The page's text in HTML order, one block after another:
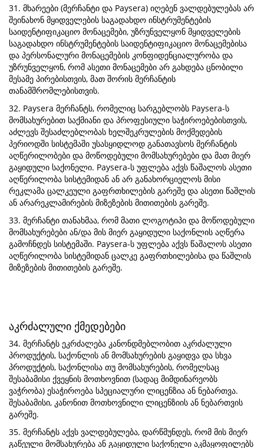
31. მხარეები (მერჩანტი და Paysera) იღებენ ვალდებულებას არ
შეინახონ მყიდველების საგადახდო ინსტრუმენტების
საიდენტიფიკაციო მონაცემები, უზრუნველყონ მყიდველების
საგადახდო ინსტრუმენტების საიდენტიფიკაციო მონაცემებისა
და პერსონალური მონაცემების კონფიდენციალურობა და
უზრუნველყონ, რომ ასეთი მონაცემები არ გახდება ცნობილი
მესამე პირებისთვის, მათ შორის მერჩანტის
თანამშრომლებისთვის.
32. Paysera მერჩანტს, რომელიც სარგებლობს Paysera-ს
მომსახურებით საქმიანი და პროფესიული საჭიროებებისთვის,
აძლევს შესაძლებლობას ხელშეკრულების მოქმედების
პერიოდში სისტემაში უსასყიდლოდ განათავსოს მერჩანტის
აღწერილობები და მოწოდებული მომსახურებები და მათ მიერ
გაყიდული საქონელი. Paysera-ს უფლება აქვს წაშალოს ასეთი
აღწერილობა სისტემიდან ან არ განახორციელოს მისი
რეკლამა ცალკეული გაფრთხილების გარეშე და ასეთი წაშლის
ან არარეკლამირების მიზეზების მითითების გარეშე.
33. მერჩანტი თანახმაა, რომ მათი ლოგოტიპი და მოწოდებული
მომსახურებები ან/და მის მიერ გაყიდული საქონლის აღწერა
გამოჩნდეს სისტემაში. Paysera-ს უფლება აქვს წაშალოს ასეთი
აღწერილობა სისტემიდან ცალკე გაფრთხილებისა და წაშლის
მიზეზების მითითების გარეშე.
აკრძალული ქმედებები
34. მერჩანტს ეკრძალება კანონდმებლობით აკრძალული
პროდუქტის, საქონლის ან მომსახურების გაყიდვა და სხვა
პროდუქტის, საქონლისა თუ მომსახურების, რომელსაც
შესაბამისი ქვეყნის მოთხოვნით (სადაც მიმდინარეობს
ვაჭრობა) ესაჭიროება სპეციალური ლიცენზია ან ნებართვა.
შესაბამისი, კანონით მოთხოვნილი ლიცენზიის ან ნებართვის
გარეშე.
35. მერჩანტს აქვს ვალდებულება, დარწმუნდეს, რომ მის მიერ
გაწეული მომსახურება ან გაყიდული საქონელი აკმაყოფილებს